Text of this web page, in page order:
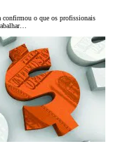
confirmou o que os profissionais